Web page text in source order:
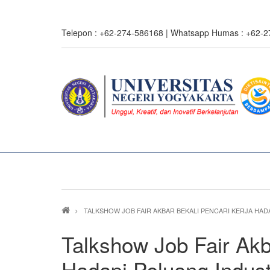
Telepon : +62-274-586168 | Whatsapp Humas : +62-
Breadcrumb
TALKSHOW JOB FAIR AKBAR BEKALI PENCARI KERJA
Talkshow Job Fair